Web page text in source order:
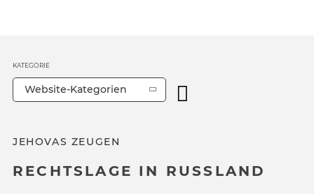
JEHOVAS ZEUGEN
RECHTSLAGE IN RUSSLAND
KATEGORIE
Website-Kategorien